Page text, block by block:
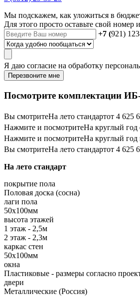
Мы подскажем, как уложиться в
Для этого просто оставьте свой номер
+7 (921)
Я даю согласие на обработку
Перезвоните мне
Посмотрите комплектации
Вы смотритеНа лето стандартот 4 625
Нажмите и посмотритеНа круглый год
Нажмите и посмотритеНа круглый
Вы смотритеНа лето стандартот 4 625
На лето стандарт
покрытие пола
Половая доска (сосна)
лаги пола
50х100мм
высота этажей
1 этаж - 2,5м
2 этаж - 2,3м
каркас стен
50х100мм
окна
Пластиковые - размеры согласно
двери
Металлические (Россия)